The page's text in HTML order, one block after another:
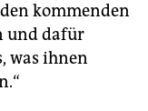
kommenden
und dafür
was ihnen